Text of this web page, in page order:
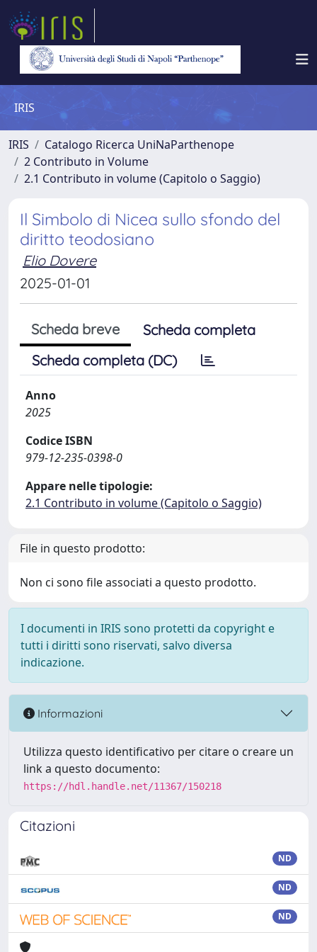
IRIS
IRIS
Catalogo Ricerca UniNaParthenope
2 Contributo in Volume
2.1 Contributo in volume (Capitolo o Saggio)
Il Simbolo di Nicea sullo sfondo del
diritto teodosiano
Elio Dovere
2025-01-01
Scheda breve
Scheda completa
Scheda completa (DC)
Anno
2025
Codice ISBN
979-12-235-0398-0
Appare nelle tipologie:
2.1 Contributo in volume (Capitolo o Saggio)
File in questo prodotto:
Non ci sono file associati a questo prodotto.
I documenti in IRIS sono protetti da copyright e
tutti i diritti sono riservati, salvo diversa
indicazione.
Informazioni
Utilizza questo identificativo per citare o creare un
link a questo documento:
https://hdl.handle.net/11367/150218
Citazioni
ND
ND
ND